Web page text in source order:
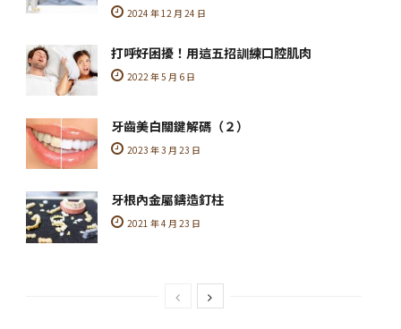
2024 年 12 月 24 日
打呼好困擾！用這五招訓練口腔肌肉
2022 年 5 月 6 日
牙齒美白關鍵解碼（２）
2023 年 3 月 23 日
牙根內金屬鑄造釘柱
2021 年 4 月 23 日